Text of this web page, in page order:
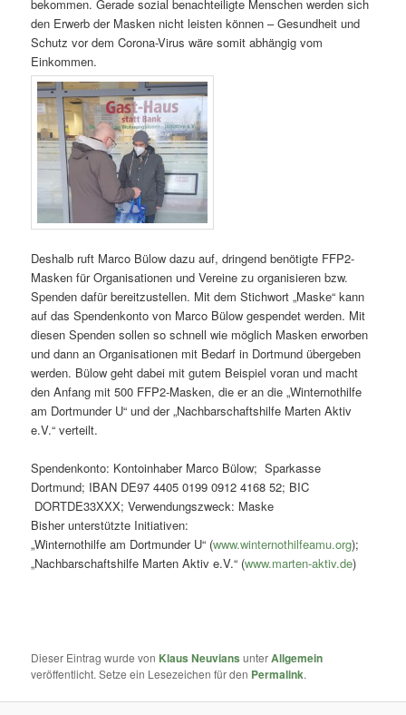
bekommen. Gerade sozial benachteiligte Menschen werden sich
den Erwerb der Masken nicht leisten können – Gesundheit und
Schutz vor dem Corona-Virus wäre somit abhängig vom
Einkommen.
Deshalb ruft Marco Bülow dazu auf, dringend benötigte FFP2-
Masken für Organisationen und Vereine zu organisieren bzw.
Spenden dafür bereitzustellen. Mit dem Stichwort „Maske“ kann
auf das Spendenkonto von Marco Bülow gespendet werden. Mit
diesen Spenden sollen so schnell wie möglich Masken erworben
und dann an Organisationen mit Bedarf in Dortmund übergeben
werden. Bülow geht dabei mit gutem Beispiel voran und macht
den Anfang mit 500 FFP2-Masken, die er an die „Winternothilfe
am Dortmunder U“ und der „Nachbarschaftshilfe Marten Aktiv
e.V.“ verteilt.​
Spendenkonto: Kontoinhaber Marco Bülow; Sparkasse
Dortmund; IBAN DE97 4405 0199 0912 4168 52; BIC
DORTDE33XXX; Verwendungszweck: Maske
Bisher unterstützte Initiativen:
„Winternothilfe am Dortmunder U“ (www.winternothilfeamu.org);
„Nachbarschaftshilfe Marten Aktiv e.V.“ (www.marten-aktiv.de)
Dieser Eintrag wurde von Klaus Neuvians unterAllgemein
veröffentlicht. Setze ein Lesezeichen für den Permalink.